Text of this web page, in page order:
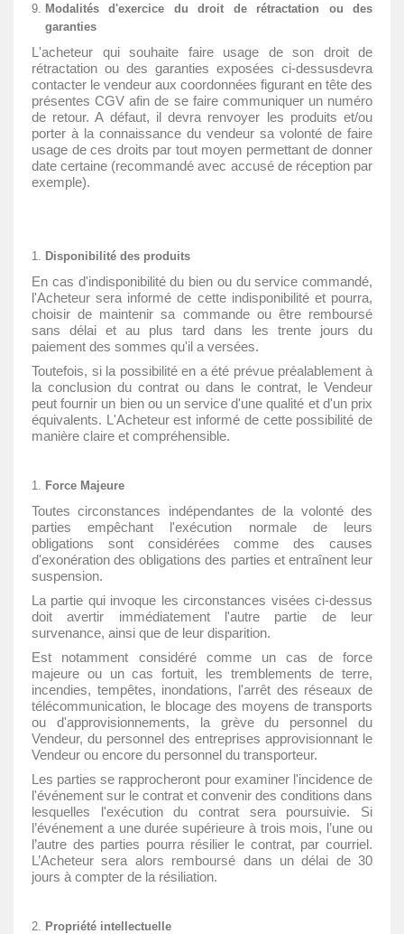
Modalités d'exercice du droit de rétractation ou des
garanties
L'acheteur qui souhaite faire usage de son droit de
rétractation ou des garanties exposées ci-dessusdevra
contacter le vendeur aux coordonnées figurant en tête des
présentes CGV afin de se faire communiquer un numéro
de retour. A défaut, il devra renvoyer les produits et/ou
porter à la connaissance du vendeur sa volonté de faire
usage de ces droits par tout moyen permettant de donner
date certaine (recommandé avec accusé de réception par
exemple).
Disponibilité des produits
En cas d'indisponibilité du bien ou du service commandé,
l'Acheteur sera informé de cette indisponibilité et pourra,
choisir de maintenir sa commande ou être remboursé
sans délai et au plus tard dans les trente jours du
paiement des sommes qu'il a versées.
Toutefois, si la possibilité en a été prévue préalablement à
la conclusion du contrat ou dans le contrat, le Vendeur
peut fournir un bien ou un service d'une qualité et d'un prix
équivalents. L'Acheteur est informé de cette possibilité de
manière claire et compréhensible.
Force Majeure
Toutes circonstances indépendantes de la volonté des
parties empêchant l'exécution normale de leurs
obligations sont considérées comme des causes
d'exonération des obligations des parties et entraînent leur
suspension.
La partie qui invoque les circonstances visées ci-dessus
doit avertir immédiatement l'autre partie de leur
survenance, ainsi que de leur disparition.
Est notamment considéré comme un cas de force
majeure ou un cas fortuit, les tremblements de terre,
incendies, tempêtes, inondations, l'arrêt des réseaux de
télécommunication, le blocage des moyens de transports
ou d'approvisionnements, la grève du personnel du
Vendeur, du personnel des entreprises approvisionnant le
Vendeur ou encore du personnel du transporteur.
Les parties se rapprocheront pour examiner l'incidence de
l'événement sur le contrat et convenir des conditions dans
lesquelles l'exécution du contrat sera poursuivie. Si
l’événement a une durée supérieure à trois mois, l’une ou
l’autre des parties pourra résilier le contrat, par courriel.
L’Acheteur sera alors remboursé dans un délai de 30
jours à compter de la résiliation.
Propriété intellectuelle